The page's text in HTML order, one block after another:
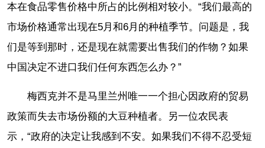
本在食品零售价格中所占的比例相对较小。“我们最高的
市场价格通常出现在5月和6月的种植季节。问题是，我
们是等到那时，还是现在就需要出售我们的作物？如果
中国决定不进口我们任何东西怎么办？”
梅西克并不是马里兰州唯一一个担心因政府的贸易
政策而失去市场份额的大豆种植者。另一位农民表
示，“政府的决定让我感到不安。如果我们不得不忍受短